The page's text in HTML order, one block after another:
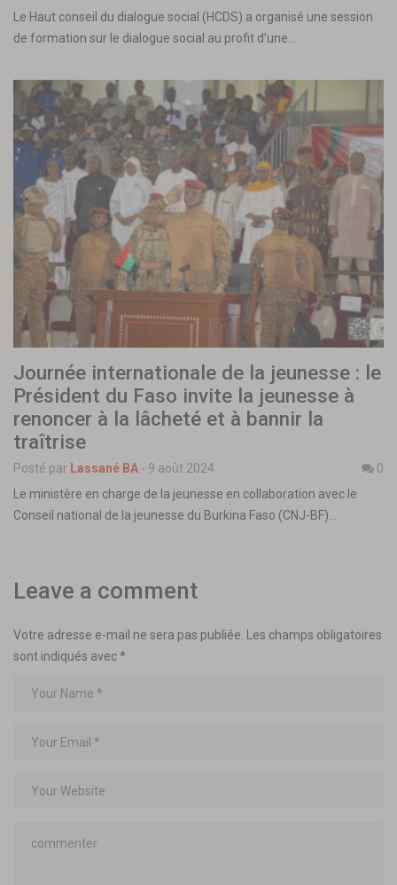
Le Haut conseil du dialogue social (HCDS) a organisé une session
de formation sur le dialogue social au profit d’une…
Journée internationale de la jeunesse : le
Président du Faso invite la jeunesse à
renoncer à la lâcheté et à bannir la
traîtrise
Posté par Lassané BA - 9 août 2024
0
Le ministère en charge de la jeunesse en collaboration avec le
Conseil national de la jeunesse du Burkina Faso (CNJ-BF)…
Leave a comment
Votre adresse e-mail ne sera pas publiée.
Les champs obligatoires
sont indiqués avec*